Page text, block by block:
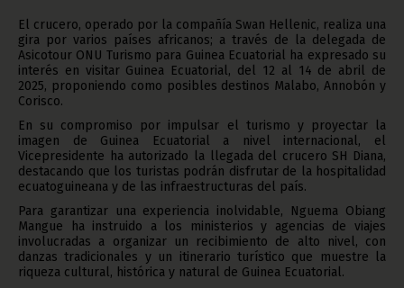
El crucero, operado por la compañía Swan Hellenic, realiza una
gira por varios países africanos; a través de la delegada de
Asicotour ONU Turismo para Guinea Ecuatorial ha expresado su
interés en visitar Guinea Ecuatorial, del 12 al 14 de abril de
2025, proponiendo como posibles destinos Malabo, Annobón y
Corisco.
En su compromiso por impulsar el turismo y proyectar la
imagen de Guinea Ecuatorial a nivel internacional, el
Vicepresidente ha autorizado la llegada del crucero SH Diana,
destacando que los turistas podrán disfrutar de la hospitalidad
ecuatoguineana y de las infraestructuras del país.
Para garantizar una experiencia inolvidable, Nguema Obiang
Mangue ha instruido a los ministerios y agencias de viajes
involucradas a organizar un recibimiento de alto nivel, con
danzas tradicionales y un itinerario turístico que muestre la
riqueza cultural, histórica y natural de Guinea Ecuatorial.